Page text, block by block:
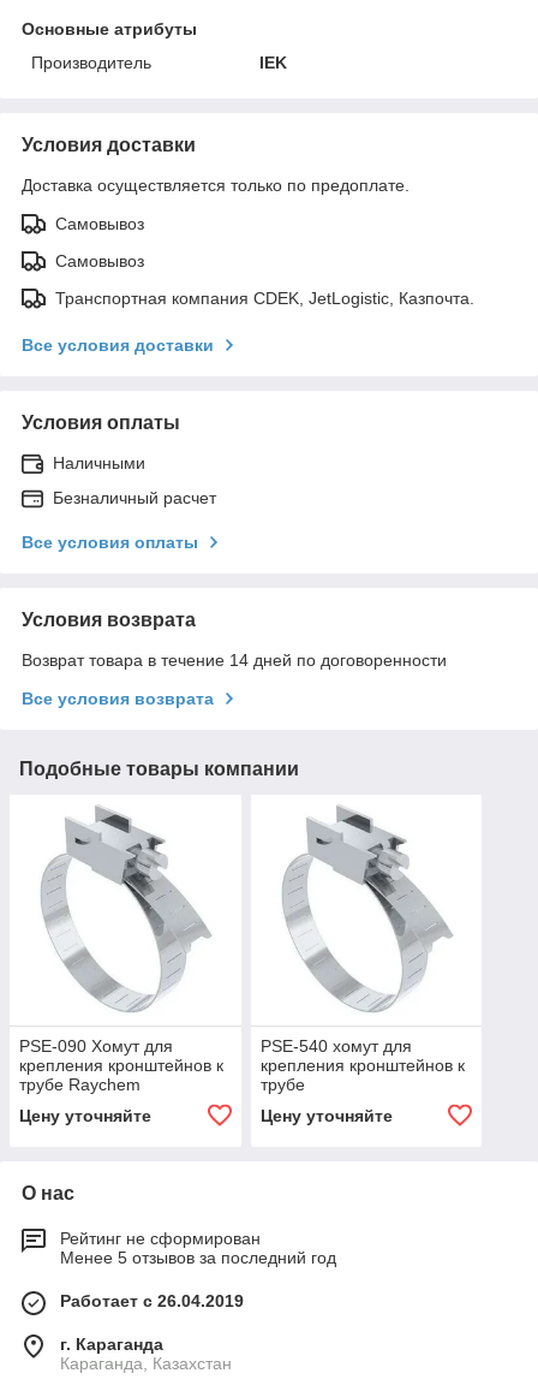
Основные атрибуты
Производитель
IEK
Условия доставки
Доставка осуществляется только по предоплате.
Самовывоз
Самовывоз
Транспортная компания CDEK, JetLogistic, Казпочта.
Все условия доставки
Условия оплаты
Наличными
Безналичный расчет
Все условия оплаты
Условия возврата
Возврат товара в течение 14 дней по договоренности
Все условия возврата
Подобные товары компании
PSE-090 Хомут для
крепления кронштейнов к
трубе Raychem
Цену уточняйте
PSE-540 хомут для
крепления кронштейнов к
трубе
Цену уточняйте
О нас
Рейтинг не сформирован
Менее 5 отзывов за последний год
Работает с 26.04.2019
г. Караганда
Караганда, Казахстан